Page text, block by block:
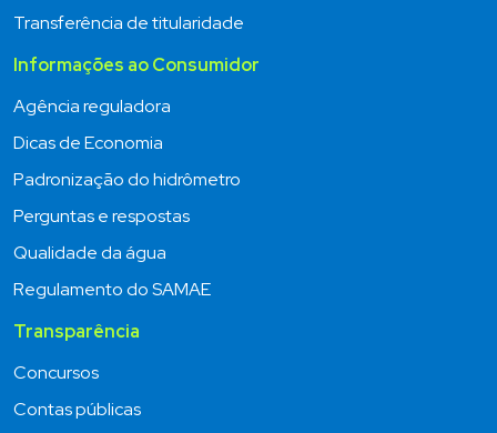
Transferência de titularidade
Informações ao Consumidor
Agência reguladora
Dicas de Economia
Padronização do hidrômetro
Perguntas e respostas
Qualidade da água
Regulamento do SAMAE
Transparência
Concursos
Contas públicas